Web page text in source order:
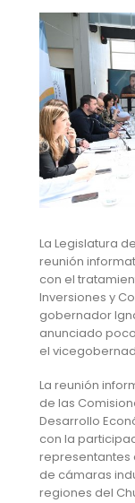
La Legislatura
reunión
con el
Inversiones y
gobernador
anunciado
el
La reunión
de las
Desarrollo
con la
representantes
de cámaras
regiones del